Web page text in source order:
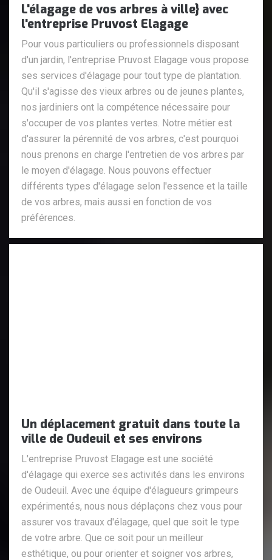
L'élagage de vos arbres à ville} avec
l'entreprise Pruvost Elagage
Pour vous particuliers ou professionnels disposant
d'un jardin, l'entreprise Pruvost Elagage vous propose
ses services d'élagage pour tout type de plantation.
Qu'il s'agisse des vieux arbres ou de jeunes plantes,
nos jardiniers ont la compétence nécessaire pour
s'occuper de vos plantes vertes. Notre métier est
d'assurer la pérennité de vos arbres, c'est pourquoi
nous prenons en charge l'entretien de vos arbres par
le moyen d'élagage. Nous pouvons effectuer
différents types d'élagage selon l'essence et la taille
de vos arbres, mais aussi en fonction de vos
préférences.
Un déplacement gratuit dans toute la
ville de Oudeuil et ses environs
L'entreprise Pruvost Elagage est une société
d'élagage qui exerce ses activités dans les environs
de Oudeuil. Avec une équipe d'élagueurs grimpeurs
expérimentés, nous nous déplaçons chez vous pour
assurer vos travaux d'élagage, quel que soit le type
de votre arbre. Que ce soit pour un meilleur
esthétique, ou pour orienter et soigner vos arbres,